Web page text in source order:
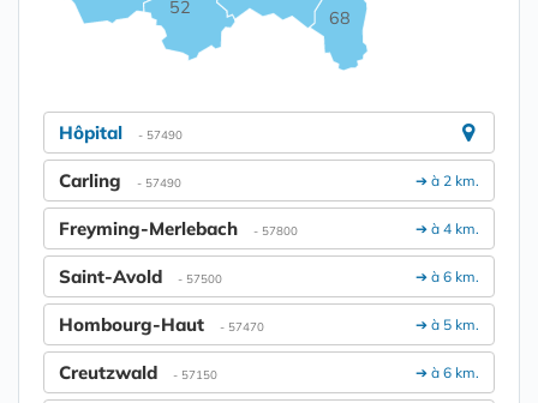
52
68
Hôpital - 57490
➔ à 2 km.
Carling - 57490
➔ à 4 km.
Freyming-Merlebach - 57800
➔ à 6 km.
Saint-Avold - 57500
➔ à 5 km.
Hombourg-Haut - 57470
➔ à 6 km.
Creutzwald - 57150